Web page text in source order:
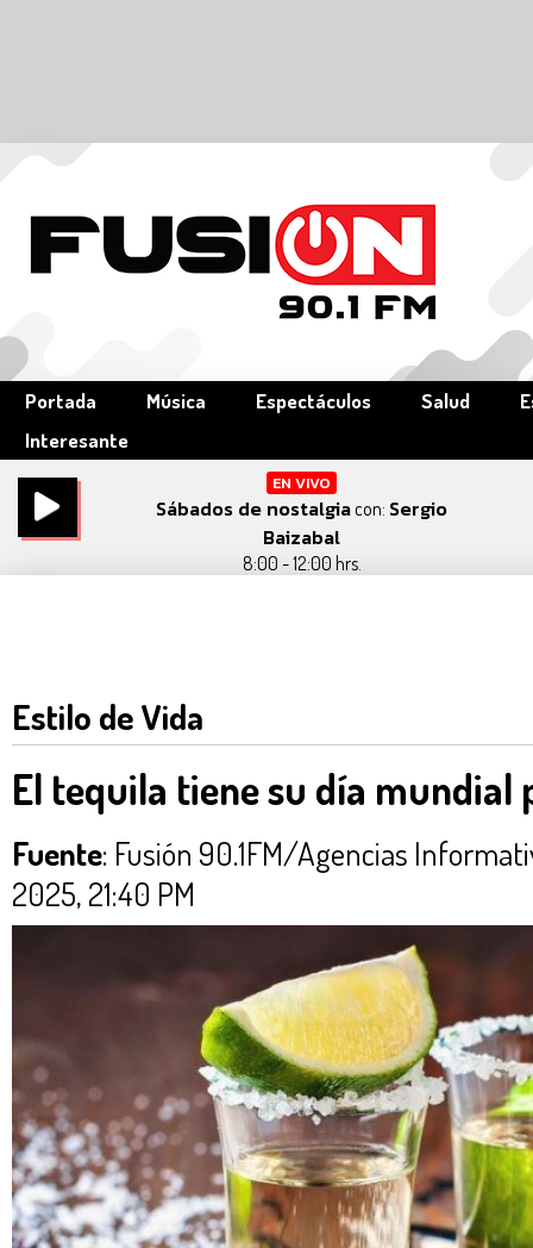
Portada Música Espectáculos Salud
Interesante
EN VIVO
Sábados de nostalgiacon: Sergio
Baizabal
8:00 - 12:00 hrs.
Estilo de Vida
El tequila tiene su día mundial
Fuente: Fusión 90.1FM/Agencias
2025, 21:40 PM